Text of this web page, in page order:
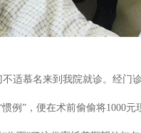
适慕名来到我院就诊。经门
例”，便在术前偷偷将1000元